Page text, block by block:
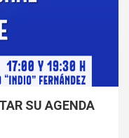
SU AGENDA